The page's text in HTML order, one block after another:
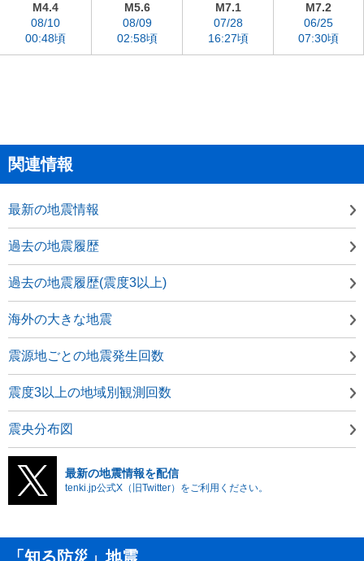
M4.4
08/10
00:48頃
M5.6
08/09
02:58頃
M7.1
07/28
16:27頃
M7.2
06/25
07:30頃
関連情報
最新の地震情報
過去の地震履歴
過去の地震履歴(震度3以上)
海外の大きな地震
震源地ごとの地震発生回数
震度3以上の地域別観測回数
震央分布図
最新の地震情報を配信
tenki.jp公式X（旧Twitter）をご利用ください。
「知る防災」地震